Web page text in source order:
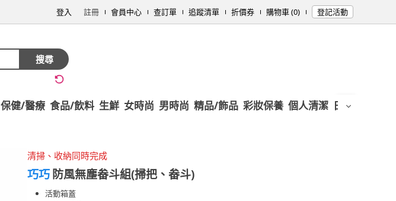
登入 註冊 會員中心 查訂單 追蹤清單 折價券 購物車 (0) 登記活動
搜尋
保健/醫療 食品/飲料 生鮮 女時尚 男時尚 精品/飾品 彩妝保養 個人清潔 日用/紙品
清掃、收納同時完成
巧巧 防風無塵畚斗組(掃把、畚斗)
活動箱蓋